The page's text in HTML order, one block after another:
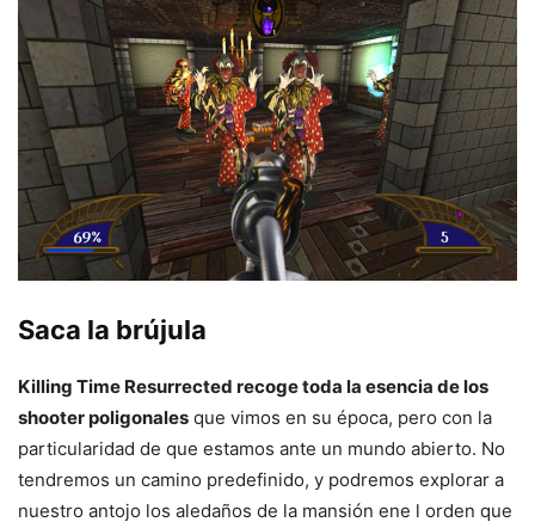
Saca la brújula
Killing Time Resurrected recoge toda la esencia de los
shooter poligonales que vimos en su época, pero con la
particularidad de que estamos ante un mundo abierto. No
tendremos un camino predefinido, y podremos explorar a
nuestro antojo los aledaños de la mansión ene l orden que